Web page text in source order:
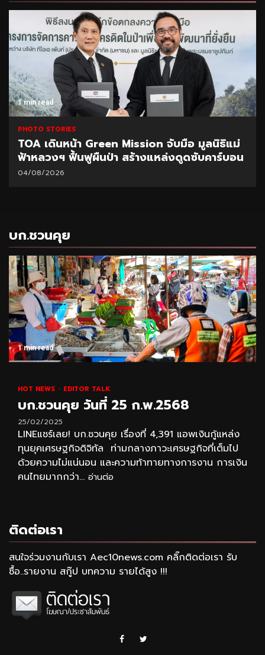
1 min read
PHOTO STORIES
TOA เดินหน้า Green Mission จับมือ มูลนิธิแม่
ฟ้าหลวงฯ ฟื้นฟูผืนป่า สร้างแหล่งดูดซับคาร์บอน
04/08/2026
บก.ชวนคุย
1 min read
HOT NEWS EDITOR TALK
บก.ชวนคุย วันที่ 25 ก.พ.2568
25/02/2025
LINEแชร์เลย! บก.ชวนคุย เรื่องที่ 4,391 แอพเงินกู้แหล่ง
ทุนยุคเศรษฐกิจดิจิทัล ท่ามกลางภาวะเศรษฐกิจที่เต็มไป
ด้วยความไม่แน่นอน และความท้าทายทางการงาน การเงิน
คนไทยมากกว่า... อ่านต่อ
ติดต่อเรา
สนใจร่วมงานกับเรา Aec10news.com คลิ๊กติดต่อเรา รับ
ซื้อ..รายงาน สกู๊ป บทความ รายได้สูง !!!
Facebook
Twitter